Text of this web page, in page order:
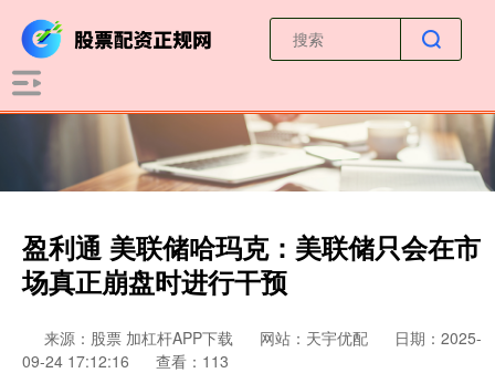
盈利通 美联储哈玛克：美联储只会在市
场真正崩盘时进行干预
来源：股票 加杠杆APP下载 网站：天宇优配
日期：2025-
09-24 17:12:16
查看：113